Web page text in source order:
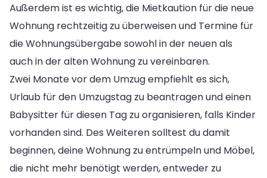
Außerdem ist es wichtig, die Mietkaution für die neue
Wohnung rechtzeitig zu überweisen und Termine für
die Wohnungsübergabe sowohl in der neuen als
auch in der alten Wohnung zu vereinbaren.
Zwei Monate vor dem Umzug empfiehlt es sich,
Urlaub für den Umzugstag zu beantragen und einen
Babysitter für diesen Tag zu organisieren, falls Kinder
vorhanden sind. Des Weiteren solltest du damit
beginnen, deine Wohnung zu entrümpeln und Möbel,
die nicht mehr benötigt werden, entweder zu